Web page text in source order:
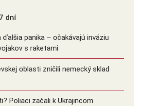
7 dní
ďalšia panika – očakávajú inváziu
s raketami
oblasti zničili nemecký sklad
Poliaci začali k Ukrajincom